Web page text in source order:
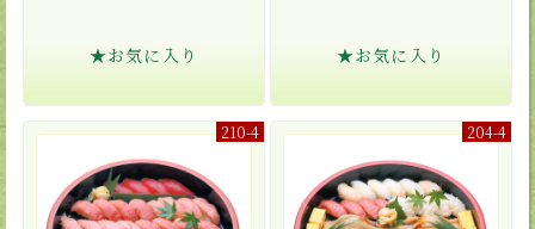
★お気に入り ★お気に入り
210-4 204-4